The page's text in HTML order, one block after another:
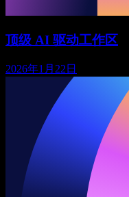
顶级 AI 驱动工作区
2026年1月22日